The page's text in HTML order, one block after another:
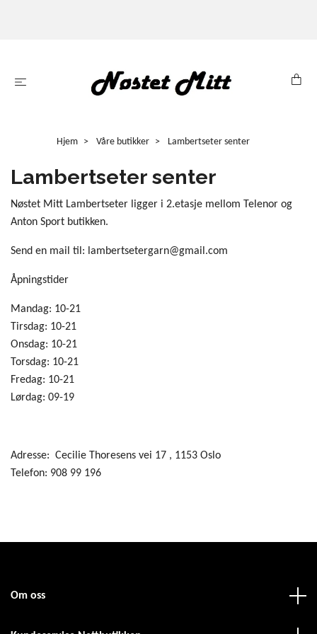
Hjem Våre butikker Lambertseter senter
Lambertseter senter
Nøstet Mitt Lambertseter ligger i 2.etasje mellom Telenor og
Anton Sport butikken.
Send en mail til: lambertsetergarn@gmail.com
Åpningstider
Mandag: 10-21
Tirsdag: 10-21
Onsdag: 10-21
Torsdag: 10-21
Fredag: 10-21
Lørdag: 09-19
Adresse: Cecilie Thoresens vei 17 , 1153 Oslo
Telefon: 908 99 196
Om oss